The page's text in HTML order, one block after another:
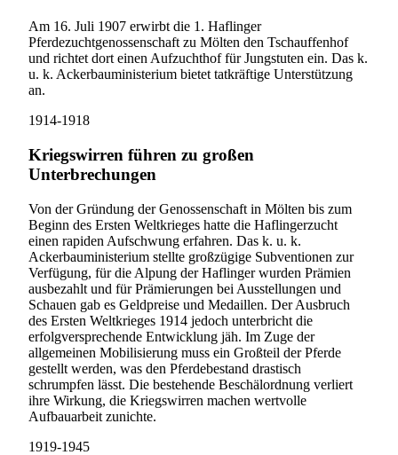
Am 16. Juli 1907 erwirbt die 1. Haflinger
Pferdezuchtgenossenschaft zu Mölten den Tschauffenhof
und richtet dort einen Aufzuchthof für Jungstuten ein. Das k.
u. k. Ackerbauministerium bietet tatkräftige Unterstützung
an.
1914-1918
Kriegswirren führen zu großen
Unterbrechungen
Von der Gründung der Genossenschaft in Mölten bis zum
Beginn des Ersten Weltkrieges hatte die Haflingerzucht
einen rapiden Aufschwung erfahren. Das k. u. k.
Ackerbauministerium stellte großzügige Subventionen zur
Verfügung, für die Alpung der Haflinger wurden Prämien
ausbezahlt und für Prämierungen bei Ausstellungen und
Schauen gab es Geldpreise und Medaillen. Der Ausbruch
des Ersten Weltkrieges 1914 jedoch unterbricht die
erfolgversprechende Entwicklung jäh. Im Zuge der
allgemeinen Mobilisierung muss ein Großteil der Pferde
gestellt werden, was den Pferdebestand drastisch
schrumpfen lässt. Die bestehende Beschälordnung verliert
ihre Wirkung, die Kriegswirren machen wertvolle
Aufbauarbeit zunichte.
1919-1945